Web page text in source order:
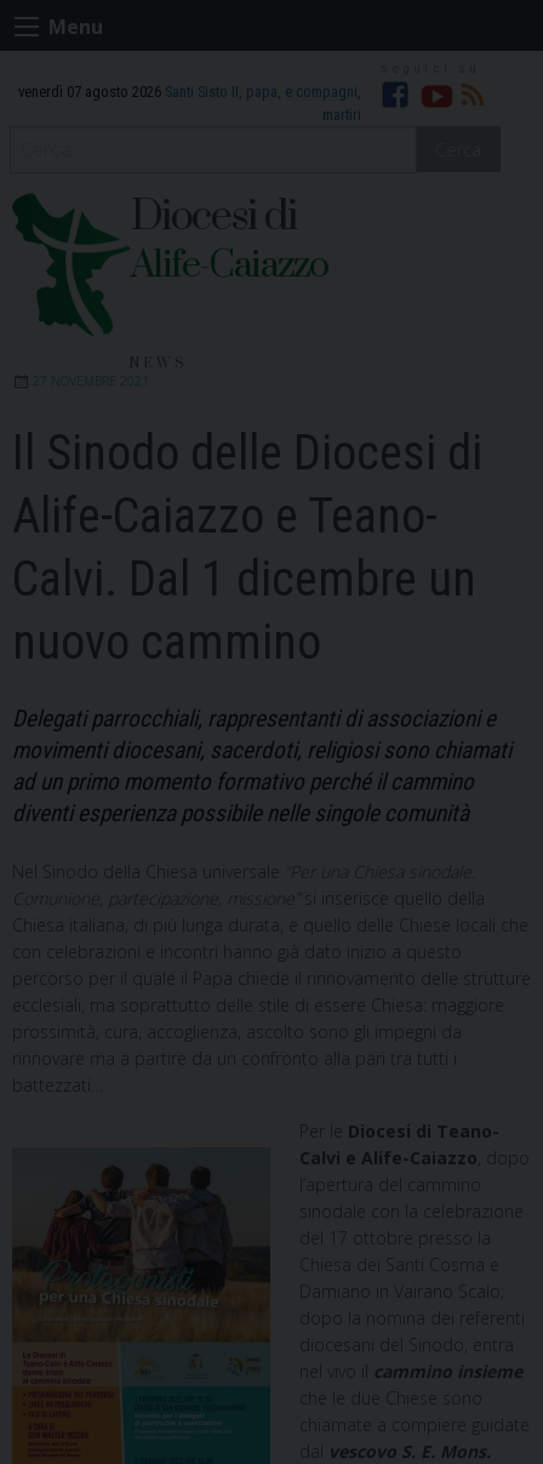
Skip
to
Menu
venerdì 07 agosto 2026 Santi Sisto II, papa, e compagni,
martiri
Facebook
Youtube
RSS
Diocesi di
Alife-Caiazzo
27 NOVEMBRE 2021
Il Sinodo delle Diocesi di
Alife-Caiazzo e Teano-
Calvi. Dal 1 dicembre un
nuovo cammino
Delegati parrocchiali, rappresentanti di associazioni e
movimenti diocesani, sacerdoti, religiosi sono chiamati
ad un primo momento formativo perché il cammino
diventi esperienza possibile nelle singole comunità
Nel Sinodo della Chiesa universale
si inserisce quello della
Chiesa italiana, di più lunga durata, e quello delle Chiese locali che
con celebrazioni e incontri hanno già dato inizio a questo
percorso per il quale il Papa chiede il rinnovamento delle strutture
ecclesiali, ma soprattutto delle stile di essere Chiesa: maggiore
prossimità, cura, accoglienza, ascolto sono gli impegni da
rinnovare ma a partire da un confronto alla pari tra tutti i
battezzati…
Per le
Diocesi di Teano-
Calvi e Alife-Caiazzo , dopo
l’apertura del cammino
sinodale con la celebrazione
del 17 ottobre presso la
Chiesa dei Santi Cosma e
Damiano in Vairano Scalo;
dopo la nomina dei referenti
diocesani del Sinodo, entra
nel vivo il
cammino insieme
che le due Chiese sono
chiamate a compiere guidate
dal vescovo S. E. Mons.